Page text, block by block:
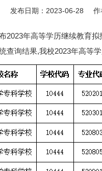
发布日期：2023-06-28 作
2023年高等学历继续教育
查询结果,我校2023年高等